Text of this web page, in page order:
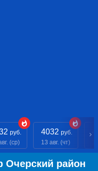
руб.
(ср)
4032 руб.
13 авг. (чт)
Очерский район